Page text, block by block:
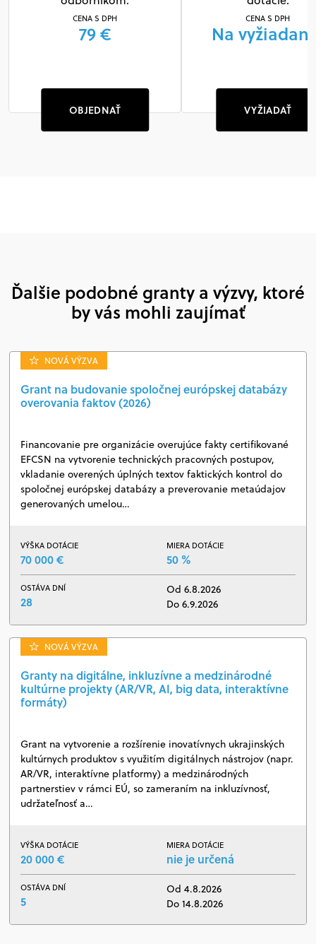
CENA S DPH
79 €
OBJEDNAŤ
CENA S DPH
Na
VYŽIADAŤ
Ďalšie podobné granty a výzvy, ktoré
by vás mohli zaujímať
NOVÁ VÝZVA
Grant na budovanie spoločnej európskej databázy
overovania faktov (2026)
Financovanie pre organizácie overujúce fakty certifikované
EFCSN na vytvorenie technických pracovných postupov,
vkladanie overených úplných textov faktických kontrol do
spoločnej európskej databázy a preverovanie metaúdajov
generovaných umelou…
VÝŠKA DOTÁCIE
70 000 €
MIERA DOTÁCIE
50 %
OSTÁVA DNÍ
28
Od 6.8.2026
Do 6.9.2026
NOVÁ VÝZVA
Granty na digitálne, inkluzívne a medzinárodné
kultúrne projekty (AR/VR, AI, big data, interaktívne
formáty)
Grant na vytvorenie a rozšírenie inovatívnych ukrajinských
kultúrnych produktov s využitím digitálnych nástrojov (napr.
AR/VR, interaktívne platformy) a medzinárodných
partnerstiev v rámci EÚ, so zameraním na inkluzívnosť,
udržateľnosť a…
VÝŠKA DOTÁCIE
20 000 €
MIERA DOTÁCIE
nie je určená
OSTÁVA DNÍ
5
Od 4.8.2026
Do 14.8.2026